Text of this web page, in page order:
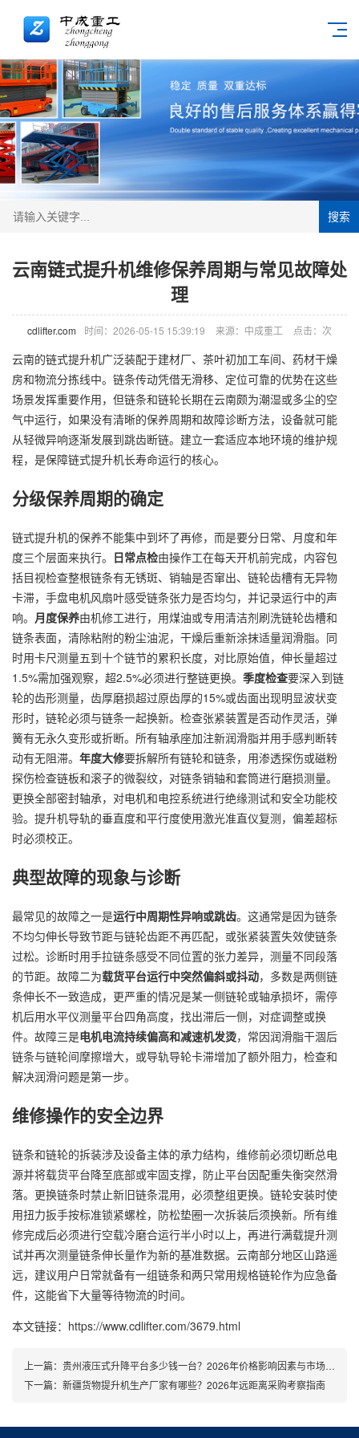
搜索
云南链式提升机维修保养周期与常见故障处
理
cdlifter.com 时间：2026-05-15 15:39:19 来源：中成重工 点击： 次
云南的链式提升机广泛装配于建材厂、茶叶初加工车间、药材干燥
房和物流分拣线中。链条传动凭借无滑移、定位可靠的优势在这些
场景发挥重要作用，但链条和链轮长期在云南颇为潮湿或多尘的空
气中运行，如果没有清晰的保养周期和故障诊断方法，设备就可能
从轻微异响逐渐发展到跳齿断链。建立一套适应本地环境的维护规
程，是保障链式提升机长寿命运行的核心。
分级保养周期的确定
链式提升机的保养不能集中到坏了再修，而是要分日常、月度和年
度三个层面来执行。 日常点检由操作工在每天开机前完成，内容包
括目视检查整根链条有无锈斑、销轴是否窜出、链轮齿槽有无异物
卡滞，手盘电机风扇叶感受链条张力是否均匀，并记录运行中的声
响。 月度保养由机修工进行，用煤油或专用清洁剂刷洗链轮齿槽和
链条表面，清除粘附的粉尘油泥，干燥后重新涂抹适量润滑脂。同
时用卡尺测量五到十个链节的累积长度，对比原始值，伸长量超过
1.5%需加强观察，超2.5%必须进行整链更换。 季度检查要深入到链
轮的齿形测量，齿厚磨损超过原齿厚的15%或齿面出现明显波状变
形时，链轮必须与链条一起换新。检查张紧装置是否动作灵活，弹
簧有无永久变形或折断。所有轴承座加注新润滑脂并用手感判断转
动有无阻滞。 年度大修要拆解所有链轮和链条，用渗透探伤或磁粉
探伤检查链板和滚子的微裂纹，对链条销轴和套筒进行磨损测量。
更换全部密封轴承，对电机和电控系统进行绝缘测试和安全功能校
验。提升机导轨的垂直度和平行度使用激光准直仪复测，偏差超标
时必须校正。
典型故障的现象与诊断
最常见的故障之一是运行中周期性异响或跳齿。这通常是因为链条
不均匀伸长导致节距与链轮齿距不再匹配，或张紧装置失效使链条
过松。诊断时用手拉链条感受不同位置的张力差异，测量不同段落
的节距。故障二为载货平台运行中突然偏斜或抖动，多数是两侧链
条伸长不一致造成，更严重的情况是某一侧链轮或轴承损坏，需停
机后用水平仪测量平台四角高度，找出滞后一侧，对症调整或换
件。故障三是电机电流持续偏高和减速机发烫，常因润滑脂干涸后
链条与链轮间摩擦增大，或导轨导轮卡滞增加了额外阻力，检查和
解决润滑问题是第一步。
维修操作的安全边界
链条和链轮的拆装涉及设备主体的承力结构，维修前必须切断总电
源并将载货平台降至底部或牢固支撑，防止平台因配重失衡突然滑
落。更换链条时禁止新旧链条混用，必须整组更换。链轮安装时使
用扭力扳手按标准锁紧螺栓，防松垫圈一次拆装后须换新。所有维
修完成后必须进行空载冷磨合运行半小时以上，再进行满载提升测
试并再次测量链条伸长量作为新的基准数据。云南部分地区山路遥
远，建议用户日常就备有一组链条和两只常用规格链轮作为应急备
件，这能省下大量等待物流的时间。
本文链接：https://www.cdlifter.com/3679.html
上一篇： 贵州液压式升降平台多少钱一台？2026年价格影响因素与市场行情
下一篇： 新疆货物提升机生产厂家有哪些？2026年远距离采购考察指南